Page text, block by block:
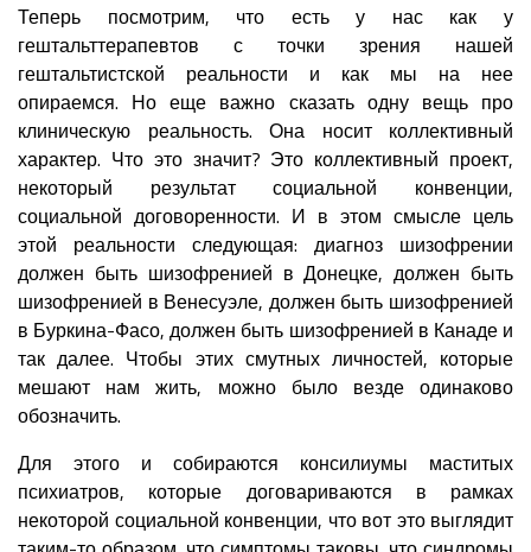
Теперь посмотрим, что есть у нас как у
гештальттерапевтов с точки зрения нашей
гештальтистской реальности и как мы на нее
опираемся. Но еще важно сказать одну вещь про
клиническую реальность. Она носит коллективный
характер. Что это значит? Это коллективный проект,
некоторый результат социальной конвенции,
социальной договоренности. И в этом смысле цель
этой реальности следующая: диагноз шизофрении
должен быть шизофренией в Донецке, должен быть
шизофренией в Венесуэле, должен быть шизофренией
в Буркина-Фасо, должен быть шизофренией в Канаде и
так далее. Чтобы этих смутных личностей, которые
мешают нам жить, можно было везде одинаково
обозначить.
Для этого и собираются консилиумы маститых
психиатров, которые договариваются в рамках
некоторой социальной конвенции, что вот это выглядит